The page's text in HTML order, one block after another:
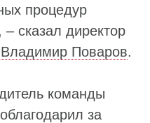
процедур
сказал директор
Владимир Поваров.
команды
за